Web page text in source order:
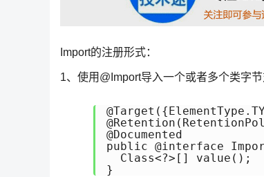
Import的注册形式：
1、使用@Import导入一个或者多个类字节
@Documented
public @interface
  Class<?>[] value();
}